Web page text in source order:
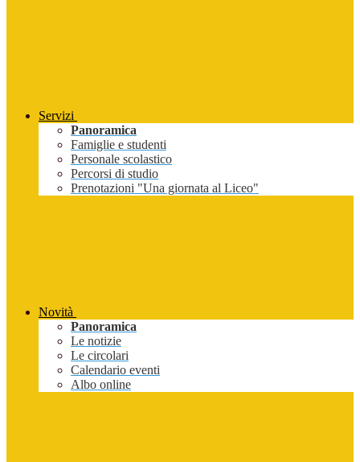
Servizi
Panoramica
Famiglie e studenti
Personale scolastico
Percorsi di studio
Prenotazioni "Una giornata al Liceo"
Novità
Panoramica
Le notizie
Le circolari
Calendario eventi
Albo online